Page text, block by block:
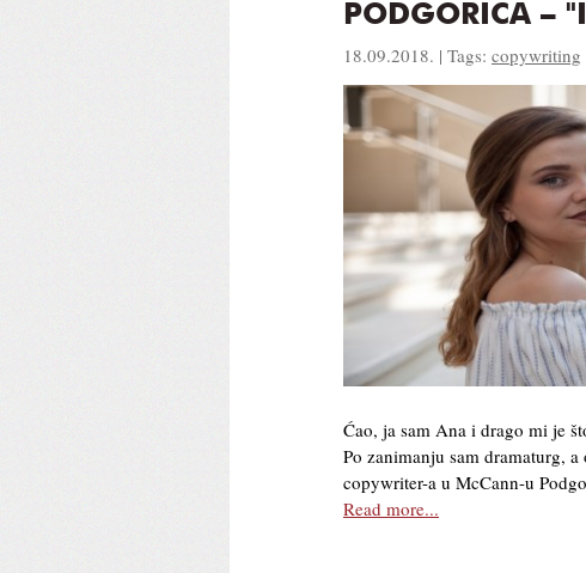
PODGORICA –
18.09.2018. | Tags: copywriting
Ćao, ja sam Ana i drago mi je
Po zanimanju sam dramaturg,
copywriter-a u McCann-u
Read more...